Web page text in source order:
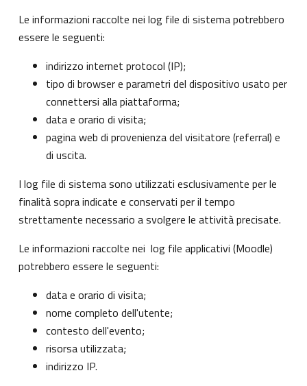
Le informazioni raccolte nei log file di sistema potrebbero
essere le seguenti:
indirizzo internet protocol (IP);
tipo di browser e parametri del dispositivo usato per
connettersi alla piattaforma;
data e orario di visita;
pagina web di provenienza del visitatore (referral) e
di uscita.
I log file di sistema sono utilizzati esclusivamente per le
finalità sopra indicate e conservati per il tempo
strettamente necessario a svolgere le attività precisate.
Le informazioni raccolte nei log file applicativi (Moodle)
potrebbero essere le seguenti:
data e orario di visita;
nome completo dell'utente;
contesto dell'evento;
risorsa utilizzata;
indirizzo IP.